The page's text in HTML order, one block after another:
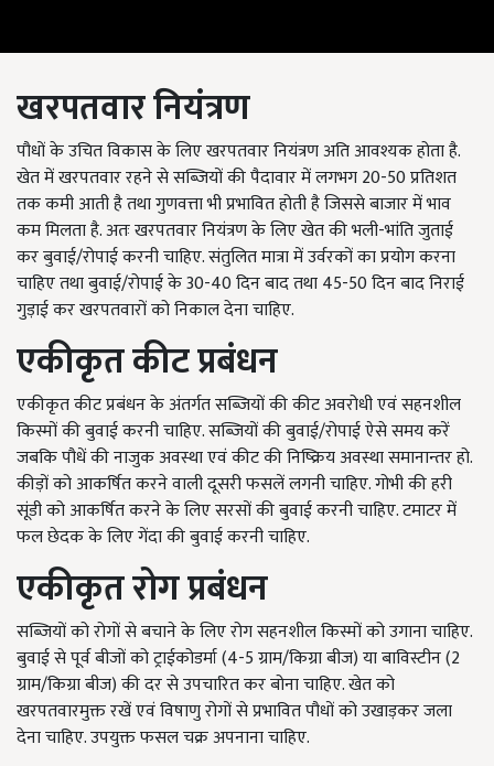
खरपतवारनियंत्रण
पौधों के उचित विकास के लिए खरपतवार नियंत्रण अति आवश्यक होता है.
खेत में खरपतवार रहने से सब्जियों की पैदावार में लगभग 20-50 प्रतिशत
तक कमी आती है तथा गुणवत्ता भी प्रभावित होती है जिससे बाजार में भाव
कम मिलता है. अतः खरपतवार नियंत्रण के लिए खेत की भली-भांति जुताई
कर बुवाई/रोपाई करनी चाहिए. संतुलित मात्रा में उर्वरकों का प्रयोग करना
चाहिए तथा बुवाई/रोपाई के 30-40 दिन बाद तथा 45-50 दिन बाद निराई
गुड़ाई कर खरपतवारों को निकाल देना चाहिए.
एकीकृतकीटप्रबंधन
एकीकृत कीट प्रबंधन के अंतर्गत सब्जियों की कीट अवरोधी एवं सहनशील
किस्मों की बुवाई करनी चाहिए. सब्जियों की बुवाई/रोपाई ऐसे समय करें
जबकि पौधें की नाजुक अवस्था एवं कीट की निष्क्रिय अवस्था समानान्तर हो.
कीड़ों को आकर्षित करने वाली दूसरी फसलें लगनी चाहिए. गोभी की हरी
सूंडी को आकर्षित करने के लिए सरसों की बुवाई करनी चाहिए. टमाटर में
फल छेदक के लिए गेंदा की बुवाई करनी चाहिए.
एकीकृतरोगप्रबंधन
सब्जियों को रोगों से बचाने के लिए रोग सहनशील किस्मों को उगाना चाहिए.
बुवाई से पूर्व बीजों को ट्राईकोडर्मा (4-5 ग्राम/किग्रा बीज) या बाविस्टीन (2
ग्राम/किग्रा बीज) की दर से उपचारित कर बोना चाहिए. खेत को
खरपतवारमुक्त रखें एवं विषाणु रोगों से प्रभावित पौधों को उखाड़कर जला
देना चाहिए. उपयुक्त फसल चक्र अपनाना चाहिए.